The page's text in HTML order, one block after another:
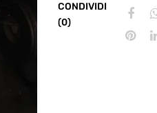
CONDIVIDI
(0)